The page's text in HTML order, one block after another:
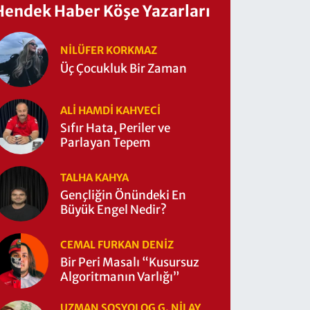
Haber Köşe Yazarları
NILÜFER KORKMAZ
Üç Çocukluk Bir Zaman
ALI HAMDI KAHVECİ
Sıfır Hata, Periler ve
Parlayan Tepem
TALHA KAHYA
Gençliğin Önündeki En
Büyük Engel Nedir?
CEMAL FURKAN DENİZ
Bir Peri Masalı “Kusursuz
Algoritmanın Varlığı”